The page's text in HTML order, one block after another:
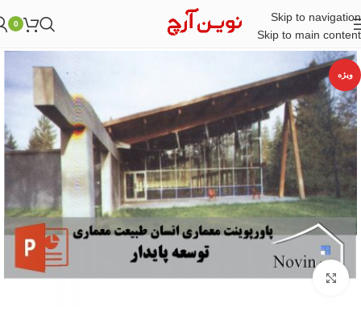
Skip to navigation
Skip to main content
0
ویژه
بزرگنمایی تصویر